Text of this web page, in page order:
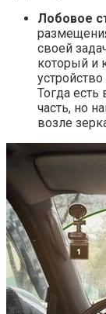
Лобовое
своей
который и
Тогда
часть, но
возле